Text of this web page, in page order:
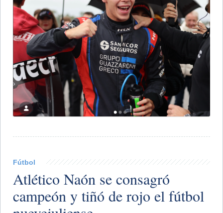
Fútbol
Atlético Naón se consagró
campeón y tiñó de rojo el fútbol